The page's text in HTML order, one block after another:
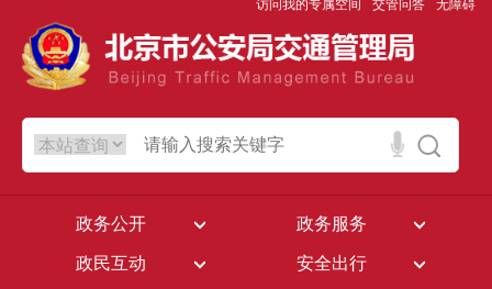
访问我的专属空间 交管问答 无障碍
政务公开 政务服务
政民互动 安全出行